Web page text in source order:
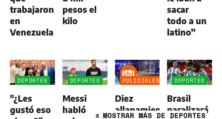
trabajaron
en
Venezuela
pesos el
kilo
sacar
todo a un
latino”
DEPORTES
"¿Les
gustó eso
DEPORTES
Messi
habló
POLICIALES
Diez
allanamientos
DEPORTES
Brasil
paralizará
» MOSTRAR MÁS DE DEPORTES